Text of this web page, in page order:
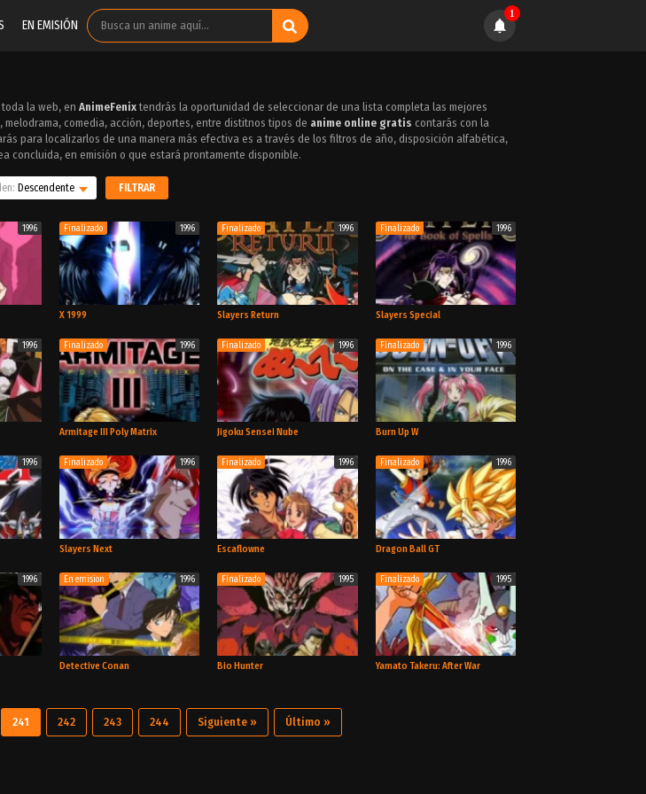
EN EMISIÓN
1
la web, en AnimeFenix tendrás la oportunidad de seleccionar de una lista completa las mejores
comedia, acción, deportes, entre distitnos tipos de anime online gratis contarás con la
para localizarlos de una manera más efectiva es a través de los filtros de año, disposición alfabética,
concluida, en emisión o que estará prontamente disponible.
Descendente FILTRAR
1996
TV
Finalizado 1996
Película
X 1999
Finalizado 1996
Película
Slayers Return
Finalizado 1996
OVA
Slayers Special
1996
OVA
Finalizado 1996
Película
Armitage III Poly Matrix
Finalizado 1996
TV
Jigoku Sensei Nube
Finalizado 1996
OVA
Burn Up W
1996
TV
Finalizado 1996
TV
Slayers Next
Finalizado 1996
TV
Escaflowne
Finalizado 1996
TV
Dragon Ball GT
1996 En emision 1996
Detective Conan
Finalizado 1995
Bio Hunter
Finalizado 1995
Yamato Takeru: After War
241 242 243 244 Siguiente » Último »